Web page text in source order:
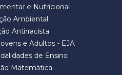
e Nutricional
Ambiental
Antirracista
e Adultos - EJA
de Ensino
Matemática